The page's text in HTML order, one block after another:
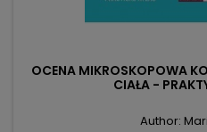
OCENA MIKROSKOPOWA
CIAŁA -
Author: